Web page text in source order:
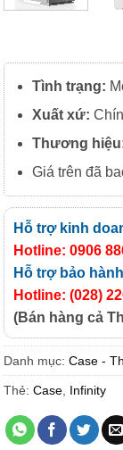
Tình trạng:
Xuất xứ:
Thương
Giá trên đã
Hỗ trợ kinh
Hotline: 0906
Hỗ trợ bảo hành
Hotline: (028)
(Bán hàng cả
Danh mục: Case -
Thẻ: Case Infinity